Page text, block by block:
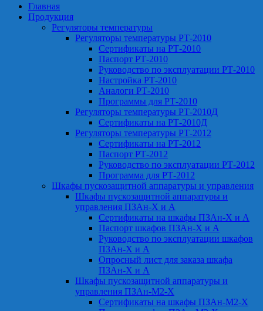
Главная
Продукция
Регуляторы температуры
Регуляторы температуры РТ-2010
Сертификаты на РТ-2010
Паспорт РТ-2010
Руководство по эксплуатации РТ-2010
Настройка РТ-2010
Аналоги РТ-2010
Программы для РТ-2010
Регуляторы температуры РТ-2010Д
Сертификаты на РТ-2010Д
Регуляторы температуры РТ-2012
Сертификаты на РТ-2012
Паспорт РТ-2012
Руководство по эксплуатации РТ-2012
Программа для РТ-2012
Шкафы пускозащитной аппаратуры и управления
Шкафы пускозащитной аппаратуры и
управления ПЗАн-Х и А
Сертификаты на шкафы ПЗАн-Х и А
Паспорт шкафов ПЗАн-Х и А
Руководство по эксплуатации шкафов
ПЗАн-Х и А
Опросный лист для заказа шкафа
ПЗАн-Х и А
Шкафы пускозащитной аппаратуры и
управления ПЗАн-М2-Х
Сертификаты на шкафы ПЗАн-М2-Х